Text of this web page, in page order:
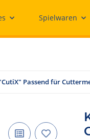
Spielwaren
Passend für